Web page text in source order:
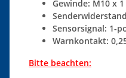
Gewinde: M10 x
Sensorsignal: 1-
Warnkontakt:
Bitte beachten: